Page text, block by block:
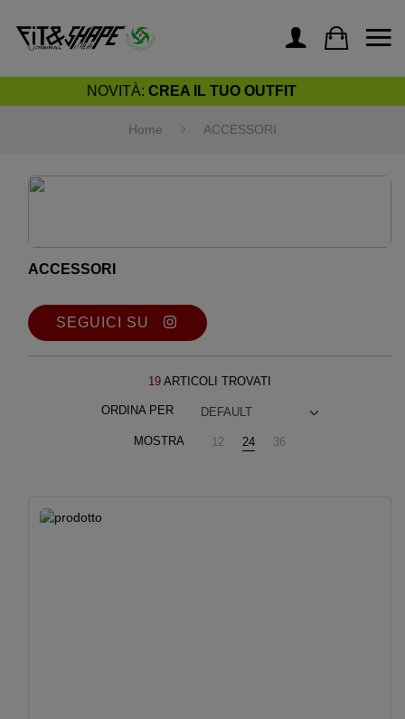
NOVITÀ: CREA IL TUO OUTFIT
Home ACCESSORI
ACCESSORI
SEGUICI SU
19 ARTICOLI TROVATI
ORDINA PER DEFAULT
MOSTRA 12 24 36